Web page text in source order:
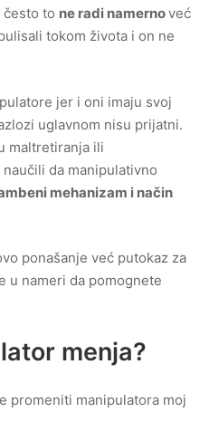
često to ne radi namernoveć
tokom života i on ne
jer i oni imaju svoj
uglavnom nisu prijatni.
maltretiranja ili
da manipulativno
mehanizam i način
ponašanje već putokaz za
u nameri da pomognete
menja?
promeniti manipulatora moj